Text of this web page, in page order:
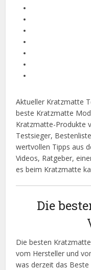
Aktueller Kratzmatte
beste Kratzmatte
Kratzmatte-Produkte
Testsieger,
wertvollen Tipps aus
Videos, Ratgeber,
es beim Kratzmatte
Die
Die besten
vom Hersteller und
was derzeit das